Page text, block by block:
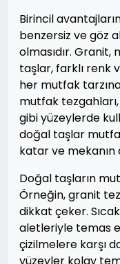
Birincil
benzersiz ve göz
olmasıdır.
taşlar, farklı renk
her mutfak
mutfak
gibi yüzeylerde
doğal taşlar
katar ve mekanın
Doğal taşların
Örneğin, granit
dikkat çeker.
aletleriyle temas
çizilmelere karşı
yüzeyler kolay